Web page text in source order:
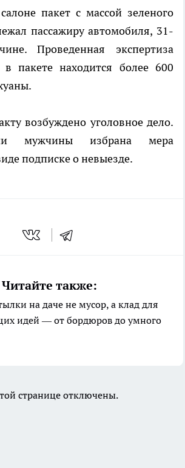
пакет с массой зеленого
пассажиру автомобиля, 31-
Проведенная экспертиза
в пакете находится более 600
возбуждено уголовное дело.
мужчины избрана мера
подписке о невыезде.
Читайте также:
на даче не мусор, а клад для
идей — от бордюров до умного
странице отключены.